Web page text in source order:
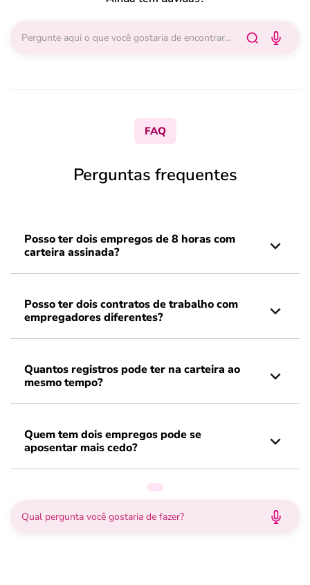
FAQ
Perguntas frequentes
Posso ter dois empregos de 8 horas com
carteira assinada?
Posso ter dois contratos de trabalho com
empregadores diferentes?
Quantos registros pode ter na carteira ao
mesmo tempo?
Quem tem dois empregos pode se
aposentar mais cedo?